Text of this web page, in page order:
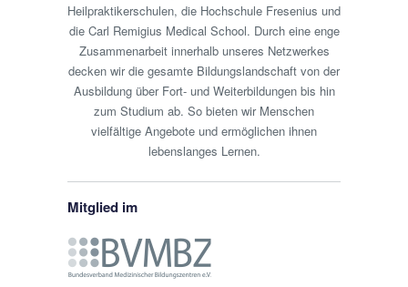
Heilpraktikerschulen, die Hochschule Fresenius und
die Carl Remigius Medical School. Durch eine enge
Zusammenarbeit innerhalb unseres Netzwerkes
decken wir die gesamte Bildungslandschaft von der
Ausbildung über Fort- und Weiterbildungen bis hin
zum Studium ab. So bieten wir Menschen
vielfältige Angebote und ermöglichen ihnen
lebenslanges Lernen.
Mitglied im